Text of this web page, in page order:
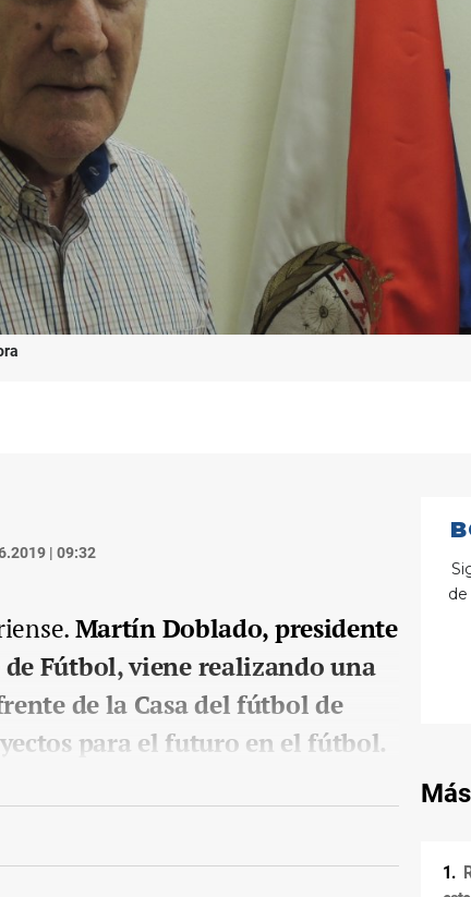
| 09:32
Martín Doblado, presidente
Fútbol, viene realizando una
de la Casa del fútbol de
para el futuro en el fútbol.